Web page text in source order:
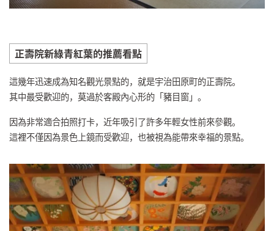
正壽院新綠青紅葉的推薦看點
這幾年迅速成為知名觀光景點的，就是宇治田原町的正壽院。
其中最受歡迎的，莫過於客殿內心形的「豬目窗」。
因為非常適合拍照打卡，近年吸引了許多年輕女性前來參觀。
這裡不僅因為景色上鏡而受歡迎，也被視為能帶來幸福的景點。